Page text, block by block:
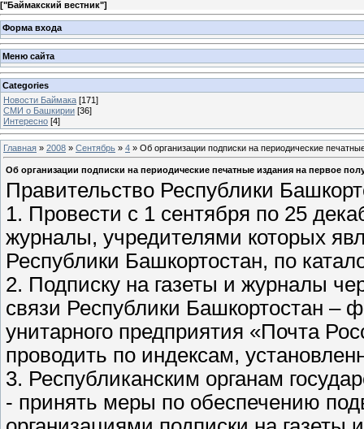
["Баймакский вестник"]
Форма входа
Меню сайта
Categories
Новости Баймака [171]
СМИ о Башкирии [36]
Интересно [4]
Главная » 2008 » Сентябрь » 4 » Об организации подписки на периодические
Об организации подписки на периодические печатные издания на первое
Правительство Республики
1. Провести с 1 сентября по 25
журналы, учредителями которых
Республики Башкортостан, по
2. Подписку на газеты и журналы
связи Республики Башкортостан –
унитарного предприятия «Почта
проводить по индексам,
3. Республиканским органам
- принять меры по обеспечению